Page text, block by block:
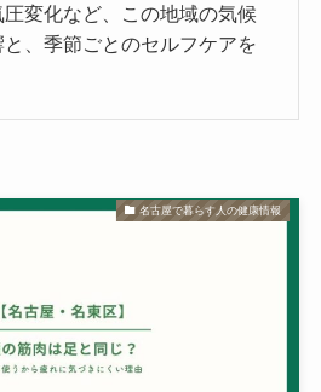
変化など、この地域の気候
、季節ごとのセルフケアを
名古屋で暮らす人の健康情報